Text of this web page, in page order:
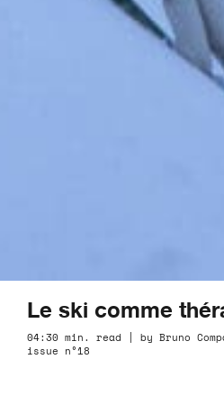
Le ski comme
04:30 min. read | by Bruno
issue n°18